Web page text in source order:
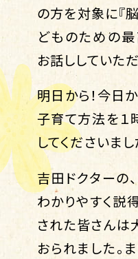
の方を対象に『
どものための
お話ししていた
明日から！今日か
子育て方法を１
してくださいまし
吉田ドクターの
わかりやすく説
された皆さんは
おられました。